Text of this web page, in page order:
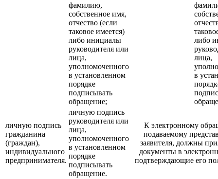
фамилию,
собственное имя,
отчество (если
таковое имеется)
либо инициалы
руководителя или
лица,
уполномоченного
в установленном
порядке
подписывать
обращение;
либо
лица,
в
личную подпись
гражданина
(граждан),
индивидуального
предпринимателя.
личную подпись
руководителя или
лица,
уполномоченного
в установленном
порядке
подписывать
обращение.
К электронному
подаваемому
заявителя, должны
документы в
подтверждающие его